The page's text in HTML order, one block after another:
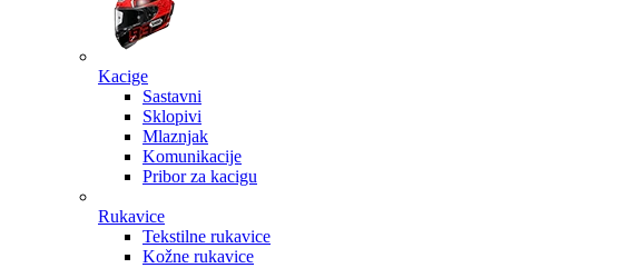
Kacige
Sastavni
Sklopivi
Mlaznjak
Komunikacije
Pribor za kacigu
Rukavice
Tekstilne rukavice
Kožne rukavice